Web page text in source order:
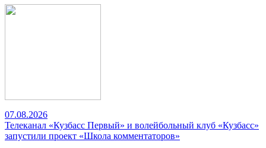
07.08.2026
Телеканал «Кузбасс Первый» и волейбольный клуб «Кузбасс»
запустили проект «Школа комментаторов»